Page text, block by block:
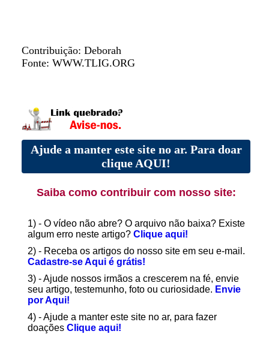
Contribuição: Deborah
Fonte: WWW.TLIG.ORG
Ajude a manter este site no ar. Para doar
clique AQUI!
Saiba como contribuir com nosso site:
1) - O vídeo não abre? O arquivo não baixa? Existe
algum erro neste artigo? Clique aqui!
2) - Receba os artigos do nosso site em seu e-mail.
Cadastre-se Aqui é grátis!
3) - Ajude nossos irmãos a crescerem na fé, envie
seu artigo, testemunho, foto ou curiosidade. Envie
por Aqui!
4) - Ajude a manter este site no ar, para fazer
doações Clique aqui!